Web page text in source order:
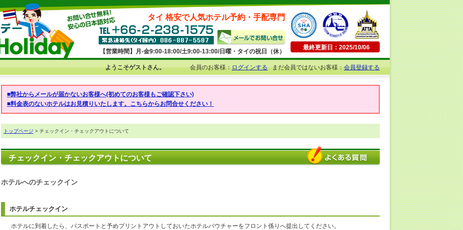
タイ 格安で人気ホテル予約・手配専門
【営業時間】月-金9:00-18:00/土9:00-13:00/日曜・タイの祝日（休）
最終更新日：2025/10/06
ようこそゲストさん。 会員のお客様：ログインするまだ会員ではないお客様：会員登録する
■弊社からメールが届かないお客様へ(初めてのお客様もご確認下さい)
■料金表のないホテルはお見積りいたします。こちらからお問合せください！
トップページ > チェックイン・チェックアウトについて
チェックイン・チェックアウトについて
ホテルへのチェックイン
ホテルチェックイン
ホテルに到着したら、パスポートと予めプリントアウトしておいたホテルバウチャーをフロント係りへ提出してください。